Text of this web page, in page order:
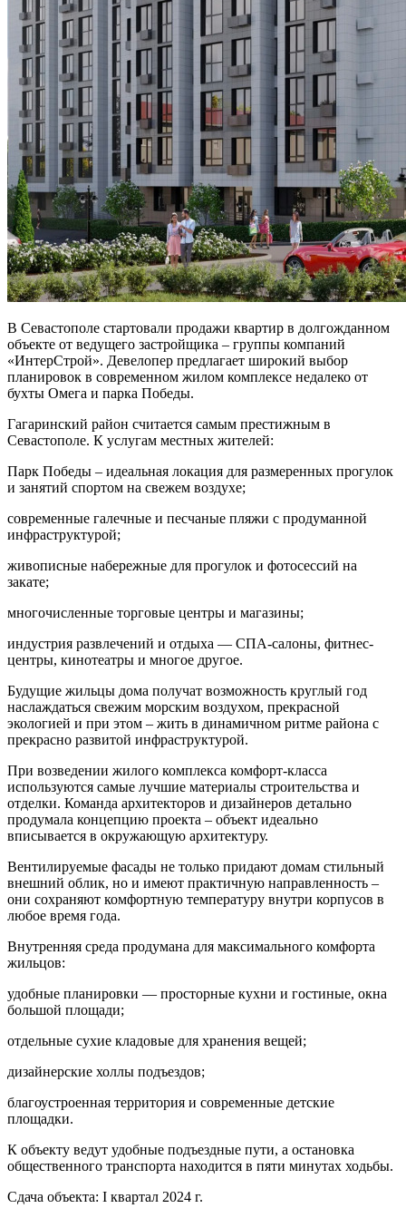
В Севастополе стартовали продажи квартир в долгожданном
объекте от ведущего застройщика – группы компаний
«ИнтерСтрой». Девелопер предлагает широкий выбор
планировок в современном жилом комплексе недалеко от
бухты Омега и парка Победы.
Гагаринский район считается самым престижным в
Севастополе. К услугам местных жителей:
Парк Победы – идеальная локация для размеренных прогулок
и занятий спортом на свежем воздухе;
современные галечные и песчаные пляжи с продуманной
инфраструктурой;
живописные набережные для прогулок и фотосессий на
закате;
многочисленные торговые центры и магазины;
индустрия развлечений и отдыха — СПА-салоны, фитнес-
центры, кинотеатры и многое другое.
Будущие жильцы дома получат возможность круглый год
наслаждаться свежим морским воздухом, прекрасной
экологией и при этом – жить в динамичном ритме района с
прекрасно развитой инфраструктурой.
При возведении жилого комплекса комфорт-класса
используются самые лучшие материалы строительства и
отделки. Команда архитекторов и дизайнеров детально
продумала концепцию проекта – объект идеально
вписывается в окружающую архитектуру.
Вентилируемые фасады не только придают домам стильный
внешний облик, но и имеют практичную направленность –
они сохраняют комфортную температуру внутри корпусов в
любое время года.
Внутренняя среда продумана для максимального комфорта
жильцов:
удобные планировки — просторные кухни и гостиные, окна
большой площади;
отдельные сухие кладовые для хранения вещей;
дизайнерские холлы подъездов;
благоустроенная территория и современные детские
площадки.
К объекту ведут удобные подъездные пути, а остановка
общественного транспорта находится в пяти минутах ходьбы.
Сдача объекта: I квартал 2024 г.